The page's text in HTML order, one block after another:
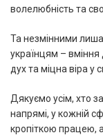
волелюбність та
Та незмінними
українцям – вміння
дух та міцна віра у
Дякуємо усім, хто
напрямі, у кожній
кропіткою працею,